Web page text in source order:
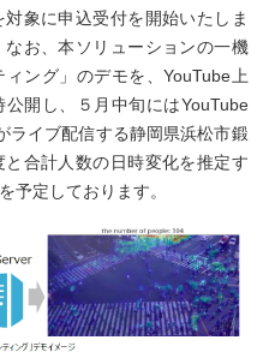
象に申込受付を開始いたしま
お、本ソリューションの一機
ング」のデモを、YouTube上
開し、５月中旬にはYouTube
ライブ配信する静岡県浜松市鍛
合計人数の日時変化を推定す
予定しております。